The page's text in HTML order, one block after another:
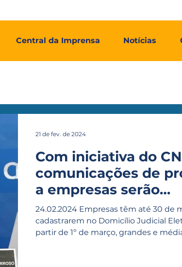
Central da Imprensa Notícias
Com iniciativa do
comunicações de
a empresas serão
eletrônicas
24.02.2024 Empresas têm até 30 de
cadastrarem no Domicílio Judicial
partir de 1º de março, grandes e
21 de fev. de 2024